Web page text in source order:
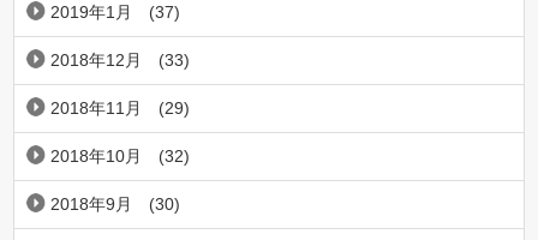
2019年1月 (37)
2018年12月 (33)
2018年11月 (29)
2018年10月 (32)
2018年9月 (30)